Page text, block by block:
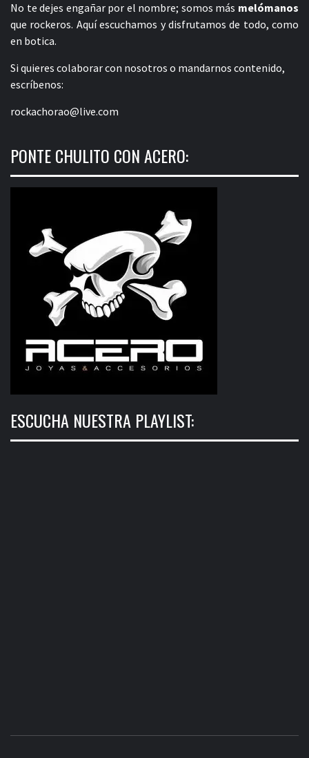
No te dejes engañar por el nombre; somos más melómanos
que rockeros. Aquí escuchamos y disfrutamos de todo, como
en botica.
Si quieres colaborar con nosotros o mandarnos contenido,
escríbenos:
rockachorao@live.com
PONTE CHULITO CON ACERO:
ESCUCHA NUESTRA PLAYLIST: